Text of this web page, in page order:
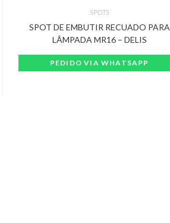
SPOTS
SPOT DE EMBUTIR RECUADO PARA
LÂMPADA MR16 – DELIS
PEDIDO VIA WHATSAPP